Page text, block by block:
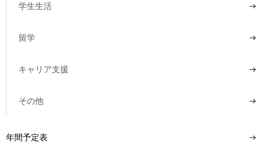
学生生活
留学
キャリア支援
その他
年間予定表